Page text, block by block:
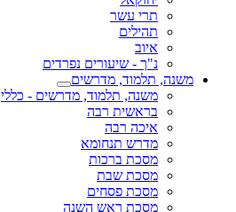
תרי עשר
תהילים
איוב
נ"ך - שיעורים נפרדים
משנה, תלמוד, מדרשים
משנה, תלמוד, מדרשים - כללי
בראשית רבה
איכה רבה
מדרש תנחומא
מסכת ברכות
מסכת שבת
מסכת פסחים
מסכת ראש השנה